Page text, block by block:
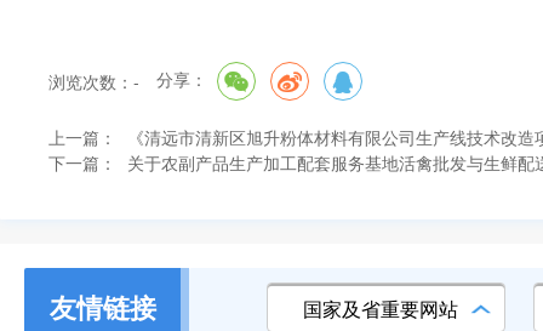
浏览次数： - 分享：
上一篇：
《清远市清新区旭升粉体材料有限公司生产线技术改
下一篇：
关于农副产品生产加工配套服务基地活禽批发与生鲜
友情链接 国家及省重要网站